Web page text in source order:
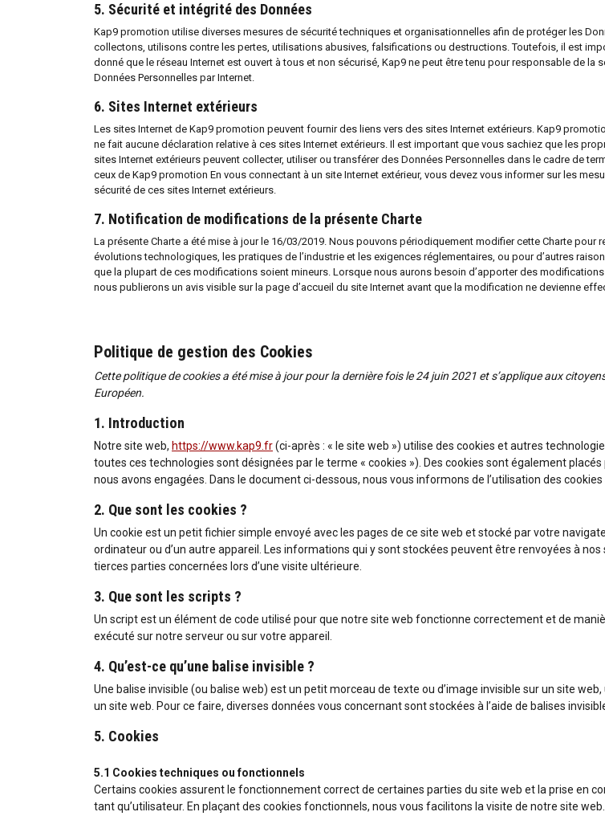
5. Sécurité et intégrité des Données
Kap9 promotion utilise diverses mesures de sécurité techniques et organisationnelles afin de protéger les
collectons, utilisons contre les pertes, utilisations abusives, falsifications ou destructions. Toutefois, il est
donné que le réseau Internet est ouvert à tous et non sécurisé, Kap9 ne peut être tenu pour responsable de la
Données Personnelles par Internet.
6. Sites Internet extérieurs
Les sites Internet de Kap9 promotion peuvent fournir des liens vers des sites Internet extérieurs. Kap9
ne fait aucune déclaration relative à ces sites Internet extérieurs. Il est important que vous sachiez que les
sites Internet extérieurs peuvent collecter, utiliser ou transférer des Données Personnelles dans le cadre de
ceux de Kap9 promotion En vous connectant à un site Internet extérieur, vous devez vous informer sur les
sécurité de ces sites Internet extérieurs.
7. Notification de modifications de la présente Charte
La présente Charte a été mise à jour le 16/03/2019. Nous pouvons périodiquement modifier cette Charte pour
évolutions technologiques, les pratiques de l’industrie et les exigences réglementaires, ou pour d’autres
que la plupart de ces modifications soient mineurs. Lorsque nous aurons besoin d’apporter des
nous publierons un avis visible sur la page d’accueil du site Internet avant que la modification ne devienne
Politique de gestion des Cookies
Cette politique de cookies a été mise à jour pour la dernière fois le 24 juin 2021 et s’applique aux
Européen.
1. Introduction
Notre site web, https://www.kap9.fr(ci-après : « le site web ») utilise des cookies et autres
toutes ces technologies sont désignées par le terme « cookies »). Des cookies sont également
nous avons engagées. Dans le document ci-dessous, nous vous informons de l’utilisation des cookies
2. Que sont les cookies ?
Un cookie est un petit fichier simple envoyé avec les pages de ce site web et stocké par votre
ordinateur ou d’un autre appareil. Les informations qui y sont stockées peuvent être renvoyées à nos
tierces parties concernées lors d’une visite ultérieure.
3. Que sont les scripts ?
Un script est un élément de code utilisé pour que notre site web fonctionne correctement et de
exécuté sur notre serveur ou sur votre appareil.
4. Qu’est-ce qu’une balise invisible ?
Une balise invisible (ou balise web) est un petit morceau de texte ou d’image invisible sur un site
un site web. Pour ce faire, diverses données vous concernant sont stockées à l’aide de balises
5. Cookies
5.1 Cookies techniques ou fonctionnels
Certains cookies assurent le fonctionnement correct de certaines parties du site web et la prise en
tant qu’utilisateur. En plaçant des cookies fonctionnels, nous vous facilitons la visite de notre site